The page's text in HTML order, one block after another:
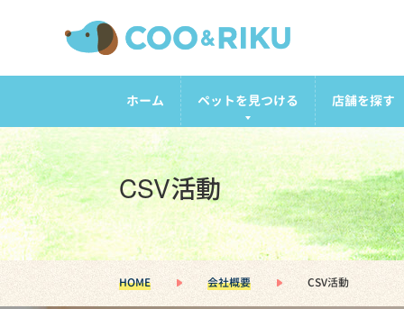
ホーム ペットを見つける 店舗を探す
CSV活動
HOME 会社概要 CSV活動